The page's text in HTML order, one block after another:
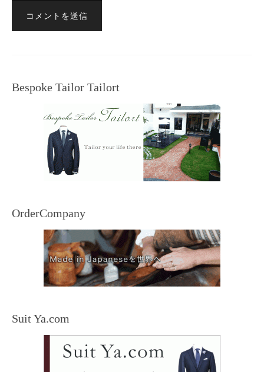
Bespoke Tailor Tailort
OrderCompany
Suit Ya.com